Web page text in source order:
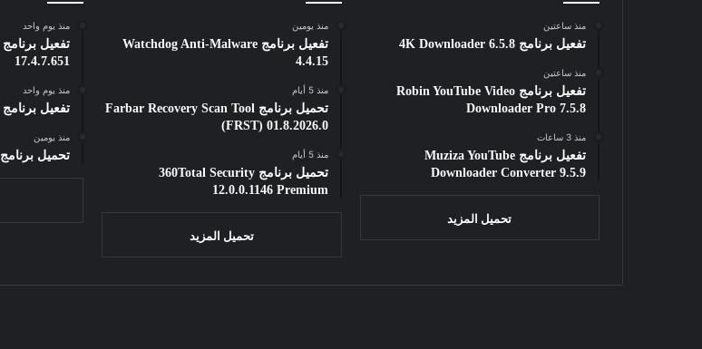
منذ ساعتين
تفعيل برنامج 4K Downloader 6.5.8
منذ ساعتين
تفعيل برنامج Robin YouTube Video
Downloader Pro 7.5.8
منذ 3 ساعات
تفعيل برنامج Muziza YouTube
Downloader Converter 9.5.9
تحميل المزيد
منذ يومين
تفعيل برنامج Watchdog Anti-Malware
4.4.15
منذ 5 أيام
تحميل برنامج Farbar Recovery Scan Tool
(FRST) 01.8.2026.0
منذ 5 أيام
تحميل برنامج 360Total Security
12.0.0.1146 Premium
تحميل المزيد
منذ يوم واحد
17.4.7.651
منذ يوم واحد
تفعيل برنامج GoldWave 7.07
منذ يومين
تحميل برنامج All Video Player 10.5.1